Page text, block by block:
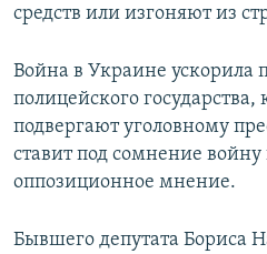
средств или изгоняют из
Война в Украине ускорила
полицейского
подвергают уголовному
ставит под сомнение
оппозиционное мнение.
Бывшего депутата Бориса